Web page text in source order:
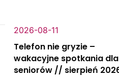
2026-08-11
Telefon nie gryzie –
wakacyjne spotkania dla
seniorów // sierpień